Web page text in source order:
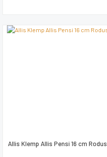
Allis Klemp Allis Pensi 16 cm Rodus